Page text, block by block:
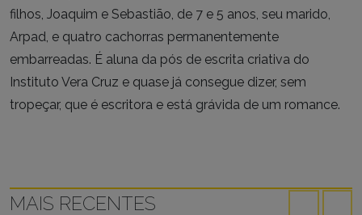
filhos, Joaquim e Sebastião, de 7 e 5 anos, seu marido,
Arpad, e quatro cachorras permanentemente
embarreadas. É aluna da pós de escrita criativa do
Instituto Vera Cruz e quase já consegue dizer, sem
tropeçar, que é escritora e está grávida de um romance.
MAIS RECENTES